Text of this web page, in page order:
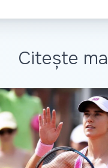
Citește